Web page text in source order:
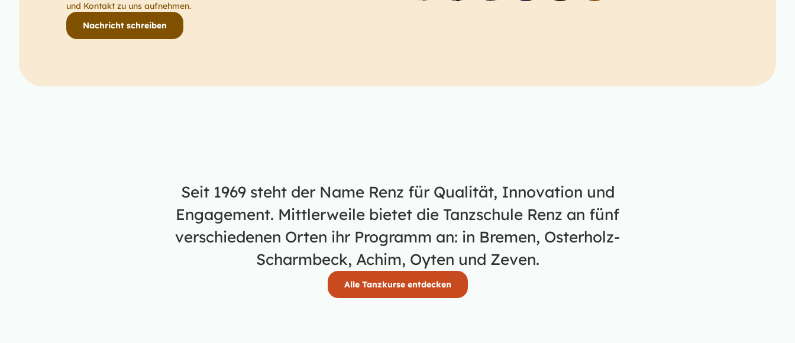
und Kontakt zu uns aufnehmen.
Nachricht schreiben
Seit 1969 steht der Name Renz für Qualität, Innovation und
Engagement. Mittlerweile bietet die Tanzschule Renz an fünf
verschiedenen Orten ihr Programm an: in Bremen, Osterholz-
Scharmbeck, Achim, Oyten und Zeven.
Alle Tanzkurse entdecken